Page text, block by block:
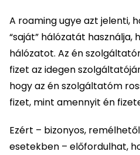
A roaming ugye azt jelenti,
“saját” hálózatát használja,
hálózatot. Az én
fizet az idegen
hogy az én szolgáltatóm
fizet, mint amennyit én
Ezért – bizonyos,
esetekben – előfordulhat,